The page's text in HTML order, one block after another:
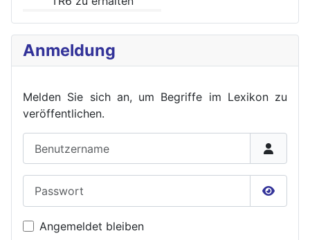
Anmeldung
Melden Sie sich an, um Begriffe im Lexikon zu
veröffentlichen.
Angemeldet bleiben